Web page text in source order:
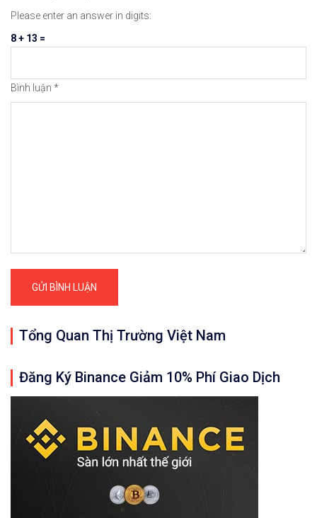
Please enter an answer in digits:
8 + 13 =
Bình luận *
Tổng Quan Thị Trường Việt Nam
Đăng Ký Binance Giảm 10% Phí Giao Dịch